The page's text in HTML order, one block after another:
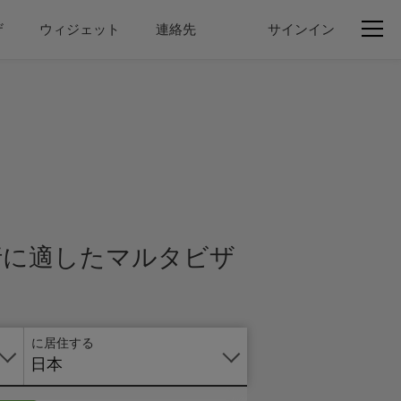
ウィジェット 連絡先 サインイン
適したマルタビザ
に居住する
日本